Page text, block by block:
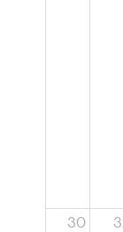
30